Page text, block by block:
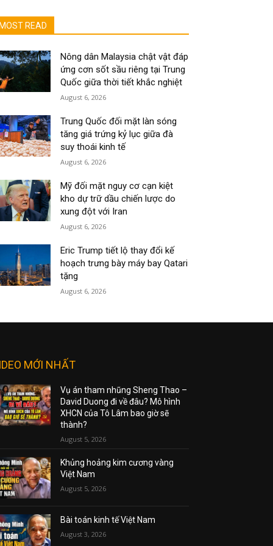
MOST READ
Nông dân Malaysia chật vật đáp
ứng cơn sốt sầu riêng tại Trung
Quốc giữa thời tiết khắc nghiệt
August 6, 2026
Trung Quốc đối mặt làn sóng
tăng giá trứng kỷ lục giữa đà
suy thoái kinh tế
August 6, 2026
Mỹ đối mặt nguy cơ cạn kiệt
kho dự trữ dầu chiến lược do
xung đột với Iran
August 6, 2026
Eric Trump tiết lộ thay đổi kế
hoạch trưng bày máy bay Qatari
tặng
August 6, 2026
MỚI NHẤT
Vụ án tham nhũng Sheng Thao –
David Duong đi về đâu? Mô hình
XHCN của Tô Lâm bao giờ sẽ
thành?
August 5, 2026
Khủng hoảng kim cương vàng
Việt Nam
August 5, 2026
Bài toán kinh tế Việt Nam
August 3, 2026